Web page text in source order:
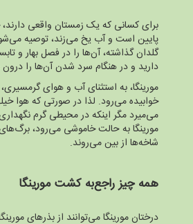
برای کسانی که یک زمستان واقعی
پایین است و آب یخ می‌زند، توصیه می‌شود
گلدان گذاشته، آن‌ها را در فصل بهار و
دارید و در هنگام سرد شدن آن‌ها را
مورینگا، به استثنای آب و هوای
خوابیده می‌رود. لذا در صورتی که هوا
می‌میرد مگر اینکه در محیطی گرم
مورینگا به حالت خاموشی می‌رود،
شاخه‌ها از بین می‌روند.
همه چیز راجع‌به کشت مورینگا
درختان مورینگا می‌توانند از بذرهای